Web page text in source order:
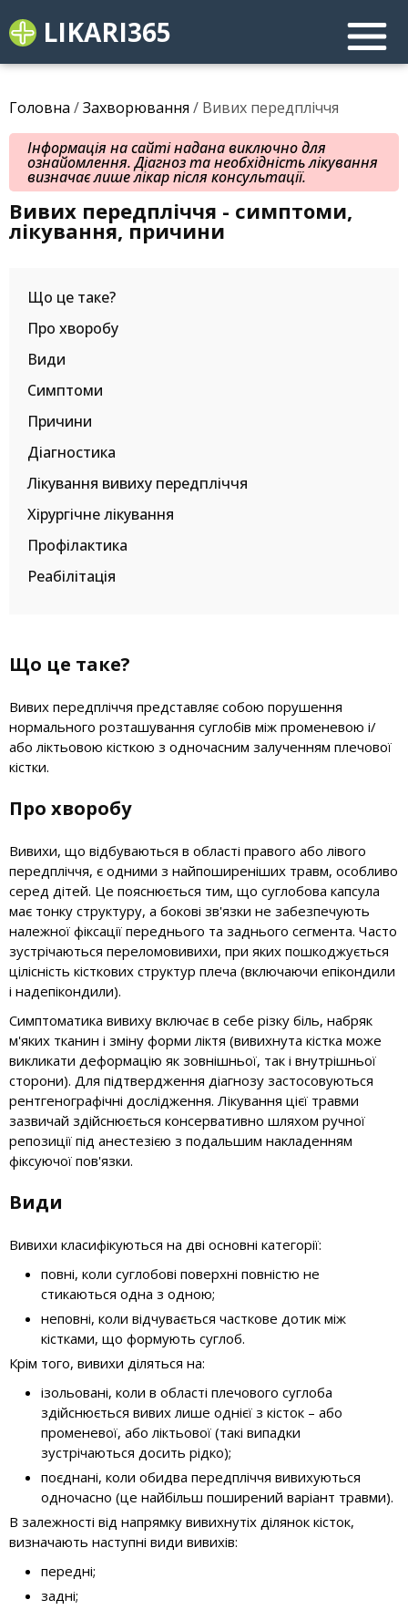
LIKARI365
Головна /Захворювання / Вивих передпліччя
Інформація на сайті надана виключно для
ознайомлення. Діагноз та необхідність лікування
визначає лише лікар після консультації.
Вивих передпліччя - симптоми,
лікування, причини
Що це таке?
Про хворобу
Види
Симптоми
Причини
Діагностика
Лікування вивиху передпліччя
Хірургічне лікування
Профілактика
Реабілітація
Що це таке?
Вивих передпліччя представляє собою порушення
нормального розташування суглобів між променевою і/
або ліктьовою кісткою з одночасним залученням плечової
кістки.
Про хворобу
Вивихи, що відбуваються в області правого або лівого
передпліччя, є одними з найпоширеніших травм, особливо
серед дітей. Це пояснюється тим, що суглобова капсула
має тонку структуру, а бокові зв'язки не забезпечують
належної фіксації переднього та заднього сегмента. Часто
зустрічаються переломовивихи, при яких пошкоджується
цілісність кісткових структур плеча (включаючи епікондили
і надепікондили).
Симптоматика вивиху включає в себе різку біль, набряк
м'яких тканин і зміну форми ліктя (вивихнута кістка може
викликати деформацію як зовнішньої, так і внутрішньої
сторони). Для підтвердження діагнозу застосовуються
рентгенографічні дослідження. Лікування цієї травми
зазвичай здійснюється консервативно шляхом ручної
репозиції під анестезією з подальшим накладенням
фіксуючої пов'язки.
Види
Вивихи класифікуються на дві основні категорії:
повні, коли суглобові поверхні повністю не
стикаються одна з одною;
неповні, коли відчувається часткове дотик між
кістками, що формують суглоб.
Крім того, вивихи діляться на:
ізольовані, коли в області плечового суглоба
здійснюється вивих лише однієї з кісток – або
променевої, або ліктьової (такі випадки
зустрічаються досить рідко);
поєднані, коли обидва передпліччя вивихуються
одночасно (це найбільш поширений варіант травми).
В залежності від напрямку вивихнутіх ділянок кісток,
визначають наступні види вивихів:
передні;
задні;